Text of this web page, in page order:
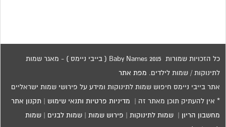
כל הזכויות שמורות 2015 Baby Names ( בייבי ניימס ) - מאגר שמות
לתינוקות / שמות לילדים. מפת אתר
אתר בייבי ניימס חיפוש שמות לתינוקות ומידע על פירושי שמות ישראליים
* אין להעתיק תוכן מאתר זה | מדיניות פרטיות ותנאי שימוש תקנון אתר
מחשבון הריון |שמות לתינוקות פירוש שמות |שמות לבנים |שמות